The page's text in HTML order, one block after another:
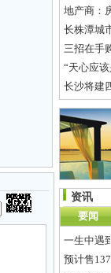
地产商：
长株潭城
三招在手
“天心应
长沙将建
资讯
要闻
一生中遇
预计售